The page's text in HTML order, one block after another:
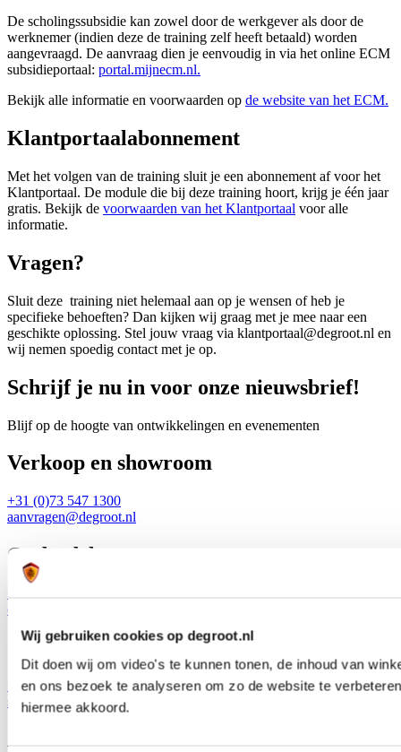
Wij gebruiken cookies op degroot.nl
Dit doen wij om video's te kunnen tonen, de inhoud van
en ons bezoek te analyseren om zo de website te
hiermee akkoord.
De scholingssubsidie kan zowel door de werkgever als door de
werknemer (indien deze de training zelf heeft betaald) worden
aangevraagd. De aanvraag dien je eenvoudig in via het online ECM
subsidieportaal: portal.mijnecm.nl.
Bekijk alle informatie en voorwaarden op de website van het ECM.
Klantportaalabonnement
Met het volgen van de training sluit je een abonnement af voor het
Klantportaal. De module die bij deze training hoort, krijg je één jaar
gratis. Bekijk de voorwaarden van het Klantportaal voor alle
informatie.
Vragen?
Sluit deze training niet helemaal aan op je wensen of heb je
specifieke behoeften? Dan kijken wij graag met je mee naar een
geschikte oplossing. Stel jouw vraag via klantportaal@degroot.nl en
wij nemen spoedig contact met je op.
Schrijf je nu in voor onze nieuwsbrief!
Blijf op de hoogte van ontwikkelingen en evenementen
Verkoop en showroom
+31 (0)73 547 1300
aanvragen@degroot.nl
Onderdelen
onderdelen@degroot.nl
Servicecenter
+31 (0)73 547 1300
service@degroot.nl